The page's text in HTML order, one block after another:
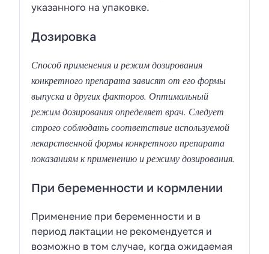
указанного на упаковке.
Дозировка
Способ применения и режим дозирования
конкретного препарата зависят от его формы
выпуска и других факторов. Оптимальный
режим дозирования определяет врач. Следует
строго соблюдать соответствие используемой
лекарственной формы конкретного препарата
показаниям к применению и режиму дозирования.
При беременности и кормлении
Применение при беременности и в
период лактации не рекомендуется и
возможно в том случае, когда ожидаемая